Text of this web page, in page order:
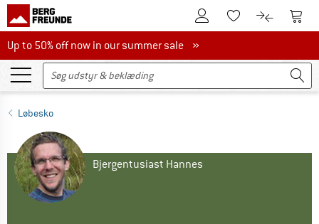
Til kundekontoenTil huskesedlen.
Til Til
Up to 50% off now in our summer sale
Up to 50% off now in our summer sale »
Løbesko
Bjergentusiast Hannes